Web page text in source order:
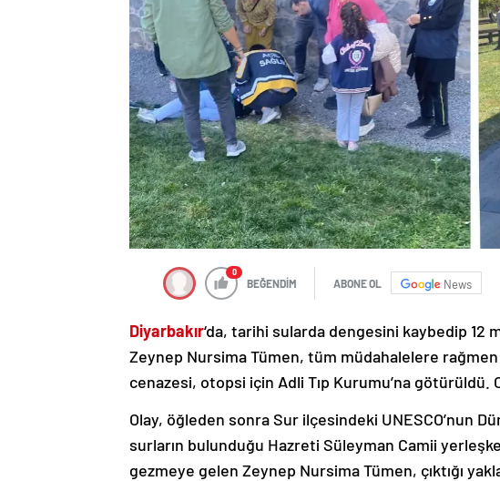
0
BEĞENDİM ABONE OL News
Diyarbakır‘da, tarihi sularda dengesini kaybedip 12
Zeynep Nursima Tümen, tüm müdahalelere rağmen
cenazesi, otopsi için Adli Tıp Kurumu’na götürüldü.
Olay, öğleden sonra Sur ilçesindeki UNESCO’nun
surların bulunduğu Hazreti Süleyman Camii
gezmeye gelen Zeynep Nursima Tümen, çıktığı